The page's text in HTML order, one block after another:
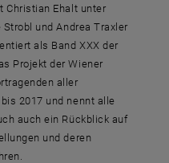
Christian Ehalt unter
und Andrea Traxler
als Band XXX der
Projekt der Wiener
aller
2017 und nennt alle
auch ein Rückblick auf
und deren